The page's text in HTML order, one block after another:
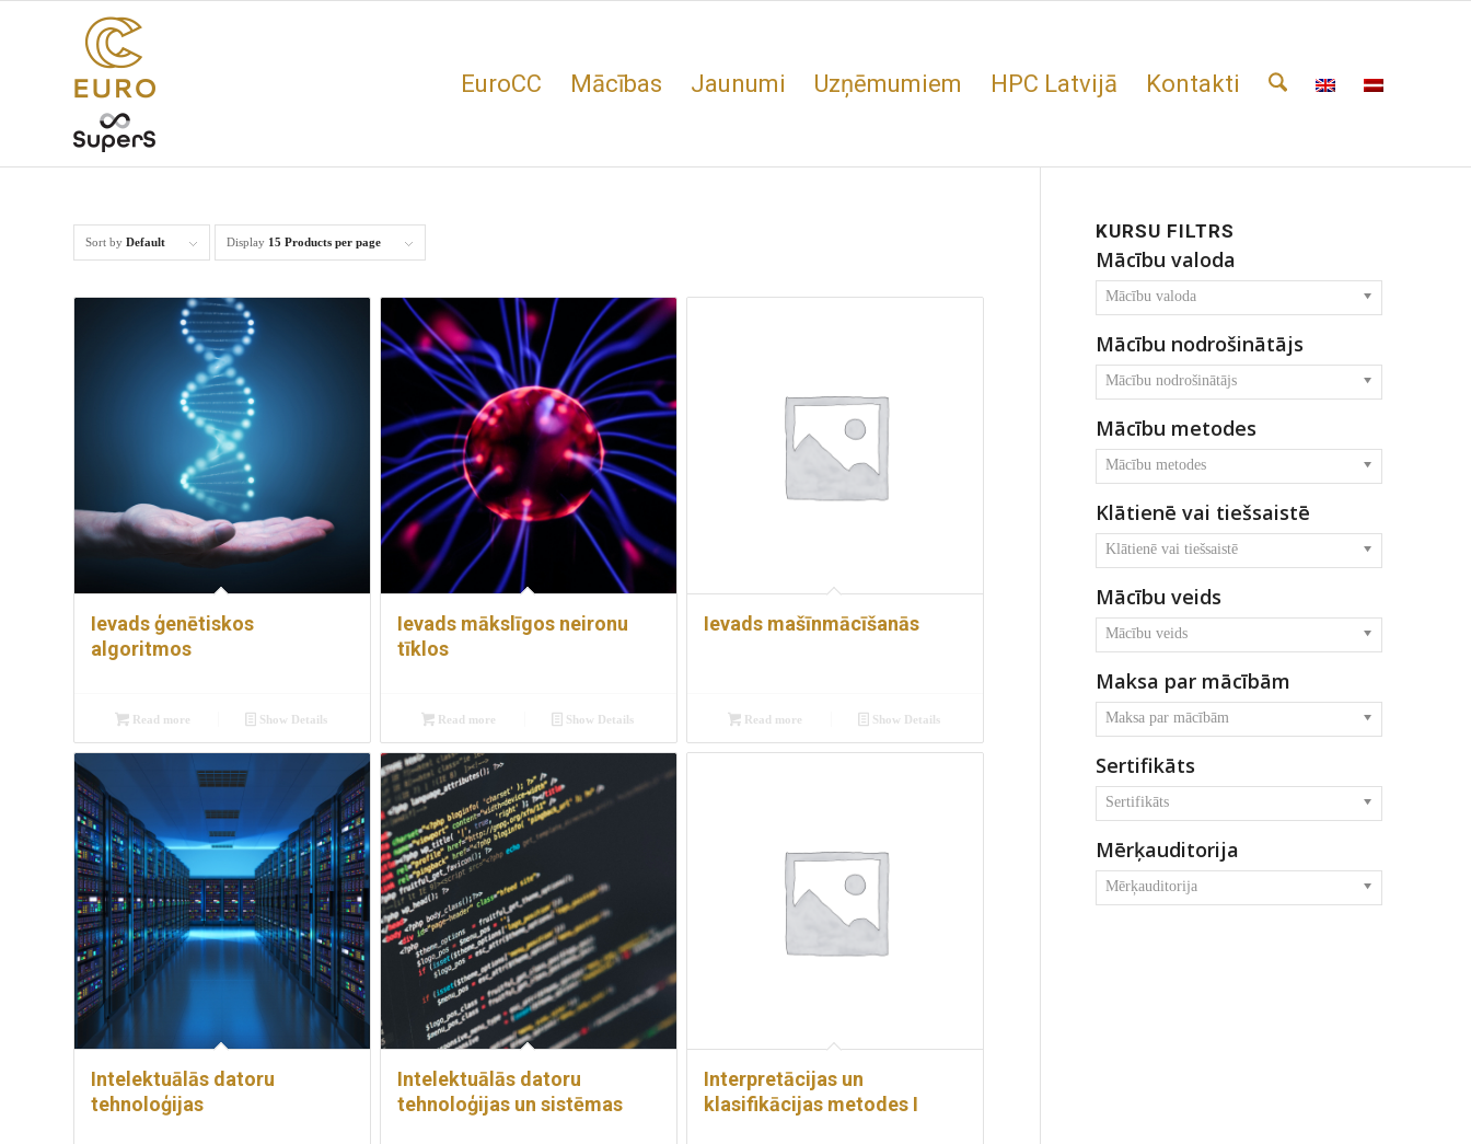
EuroCC Mācības Jaunumi Uzņēmumiem HPC Latvijā Kontakti
Sort by Default Display 15 Products per page
Ievads ģenētiskos
algoritmos
Read more Show Details
Ievads mākslīgos neironu
tīklos
Read more Show Details
Ievads mašīnmācīšanās
Read more Show Details
Intelektuālās datoru
tehnoloģijas
Intelektuālās datoru
tehnoloģijas un sistēmas
Interpretācijas un
klasifikācijas metodes I
KURSU FILTRS
Mācību valoda
Mācību valoda
Mācību nodrošinātājs
Mācību nodrošinātājs
Mācību metodes
Mācību metodes
Klātienē vai tiešsaistē
Klātienē vai tiešsaistē
Mācību veids
Mācību veids
Maksa par mācībām
Maksa par mācībām
Sertifikāts
Sertifikāts
Mērķauditorija
Mērķauditorija